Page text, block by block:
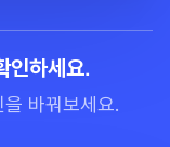
인하세요.
바꿔보세요.